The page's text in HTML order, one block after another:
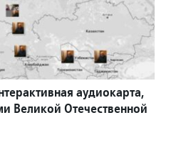
аудиокарта,
Великой Отечественной